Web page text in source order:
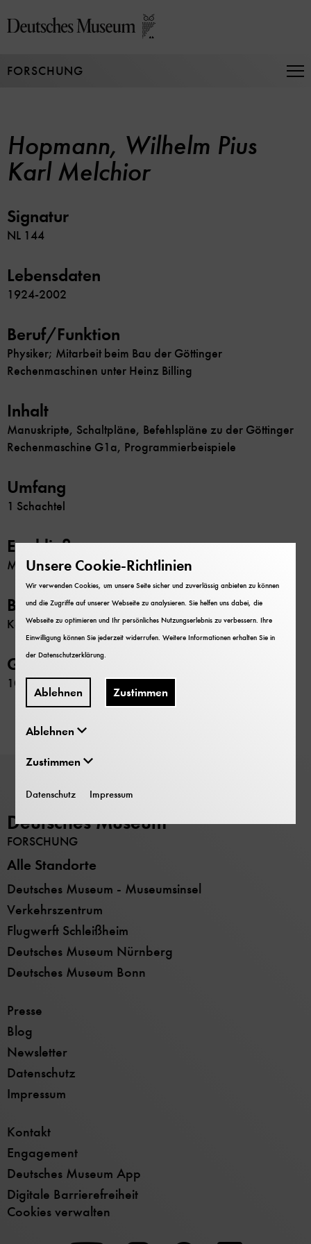
zum
FORSCHUNG
Hopmann, Wilhelm Pius
Karl Melchior
Signatur
NL 144
Lebensdaten
1924-2002
Beruf/Funktion
Physiker; Mitarbeit beim Bau der Göttinger
Rechenmaschinen unter Heinz Billing
Inhalt
Manuskripte, Schaltpläne, Befehlspläne zu der Göttinger
Rechenmaschine G1a, Programmierbeispiele
Umfang
1 Schachtel
Erschließung
Maschinenschriftliches Verzeichnis
Beschränkung
Keine
GND-Nr.
1025252209
Deutsches Museum
FORSCHUNG
Alle Standorte
Deutsches Museum - Museumsinsel
Verkehrszentrum
Flugwerft Schleißheim
Deutsches Museum Nürnberg
Deutsches Museum Bonn
Presse
Blog
Newsletter
Datenschutz
Impressum
Kontakt
Engagement
Deutsches Museum App
Digitale Barrierefreiheit
Cookies verwalten
Unsere Cookie-Richtlinien
Wir verwenden Cookies, um unsere Seite sicher und zuverlässig anbieten zu können
und die Zugriffe auf unserer Webseite zu analysieren. Sie helfen uns dabei, die
Webseite zu optimieren und Ihr persönliches Nutzungserlebnis zu verbessern. Ihre
Einwilligung können Sie jederzeit widerrufen. Weitere Informationen erhalten Sie in
derDatenschutzerklärung
Ablehnen Zustimmen
Ablehnen
Zustimmen
Datenschutz Impressum